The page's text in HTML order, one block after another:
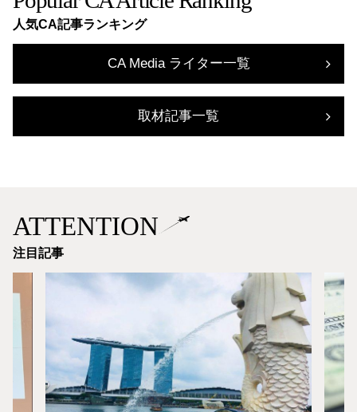
人気CA記事ランキング
CA Media ライター一覧
取材記事一覧
ATTENTION
注目記事